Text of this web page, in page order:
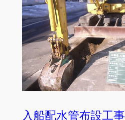
入船配水管布設工事